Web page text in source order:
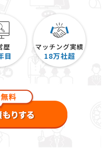
歴
目
マッチング実績
18万社超